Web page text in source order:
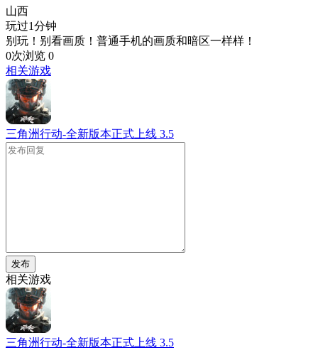
山西
玩过1分钟
别玩！别看画质！普通手机的画质和暗区一样样！
0次浏览 0
相关游戏
三角洲行动-全新版本正式上线 3.5
发布
相关游戏
三角洲行动-全新版本正式上线 3.5